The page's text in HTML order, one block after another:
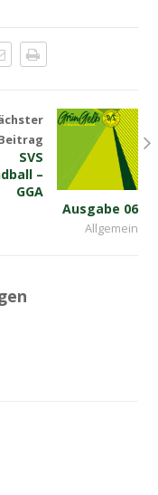
SVS
–
GGA
Ausgabe 06
Allgemein